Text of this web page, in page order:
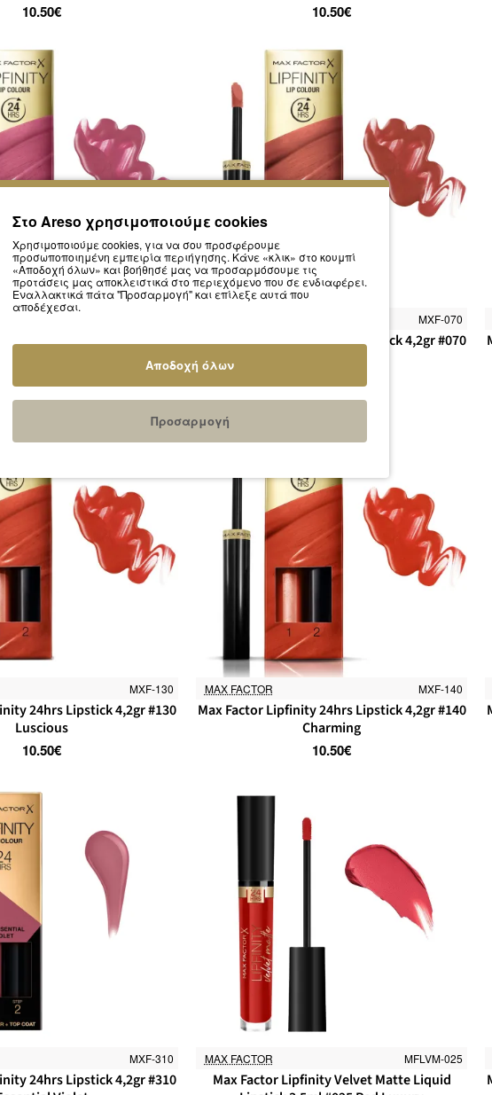
10.50€
10.50€
24hrs Lipstick 4,2gr #055
MXF-070
Max Factor Lipfinity 24hrs Lipstick 4,2gr #070
MXF-130
24hrs Lipstick 4,2gr #130
Luscious
10.50€
MAX FACTOR MXF-140
Max Factor Lipfinity 24hrs Lipstick 4,2gr #140
Charming
10.50€
MXF-310
24hrs Lipstick 4,2gr #310
MAX FACTOR MFLVM-025
Max Factor Lipfinity Velvet Matte Liquid
Στο Areso χρησιμοποιούμε cookies
Χρησιμοποιούμε cookies, για να σου προσφέρουμε
προσωποποιημένη εμπειρία περιήγησης. Κάνε «κλικ» στο κουμπί
«Αποδοχή όλων» και βοήθησέ μας να προσαρμόσουμε τις
προτάσεις μας αποκλειστικά στο περιεχόμενο που σε ενδιαφέρει.
Εναλλακτικά πάτα "Προσαρμογή" και επίλεξε αυτά που
αποδέχεσαι.
Αποδοχή όλων
Προσαρμογή